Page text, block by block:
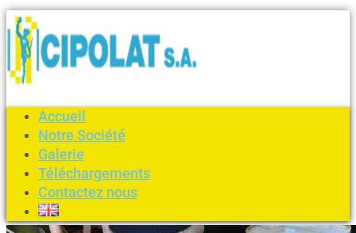
Accueil
Notre Société
Galerie
Téléchargements
Contactez nous